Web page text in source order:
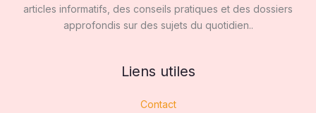
articles informatifs, des conseils pratiques et des dossiers
approfondis sur des sujets du quotidien..
Liens utiles
Contact